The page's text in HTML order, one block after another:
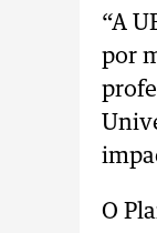
“A
por
O